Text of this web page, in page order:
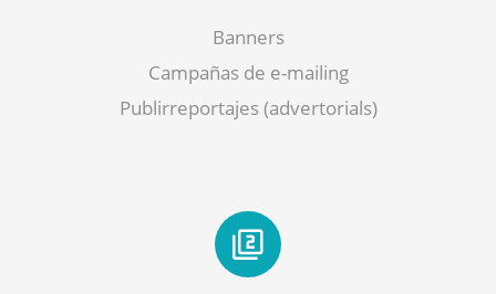
Banners
Campañas de e-mailing
Publirreportajes (advertorials)